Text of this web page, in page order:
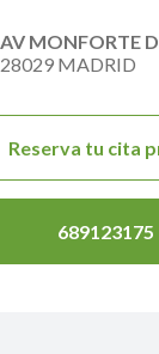
AV MONFORTE
28029 MADRID
Reserva tu cita
689123175